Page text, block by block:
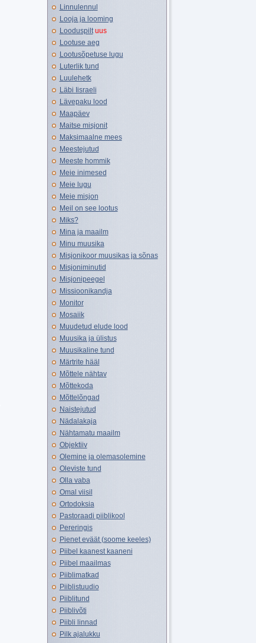
Linnulennul
Looja ja looming
Looduspilt uus
Lootuse aeg
Lootusõpetuse lugu
Luterlik tund
Luulehetk
Läbi Iisraeli
Lävepaku lood
Maapäev
Maitse misjonit
Maksimaalne mees
Meestejutud
Meeste hommik
Meie inimesed
Meie lugu
Meie misjon
Meil on see lootus
Miks?
Mina ja maailm
Minu muusika
Misjonikoor muusikas ja sõnas
Misjoniminutid
Misjonipeegel
Missioonikandja
Monitor
Mosaiik
Muudetud elude lood
Muusika ja ülistus
Muusikaline tund
Märtrite hääl
Mõttele nähtav
Mõttekoda
Mõttelõngad
Naistejutud
Nädalakaja
Nähtamatu maailm
Objektiiv
Olemine ja olemasolemine
Oleviste tund
Olla vaba
Omal viisil
Ortodoksia
Pastoraadi piiblikool
Pereringis
Pienet eväät (soome keeles)
Piibel kaanest kaaneni
Piibel maailmas
Piiblimatkad
Piiblistuudio
Piiblitund
Piiblivõti
Piibli linnad
Pilk ajalukku